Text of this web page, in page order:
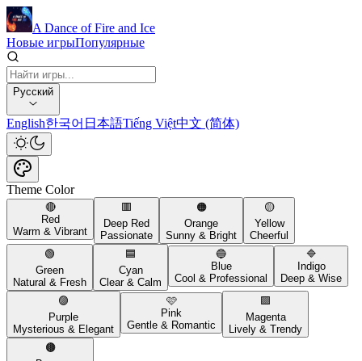
A Dance of Fire and Ice
Новые игрыПопулярные
Русский
English한국어 日本語Tiếng Việt中文 (简体)
Theme Color
🔴
Red
Warm & Vibrant
🟥
Deep Red
Passionate
🟠
Orange
Sunny & Bright
🟡
Yellow
Cheerful
🟢
Green
Natural & Fresh
🟦
Cyan
Clear & Calm
🔵
Blue
Cool & Professional
🔷
Indigo
Deep & Wise
🟣
Purple
Mysterious & Elegant
🩷
Pink
Gentle & Romantic
🟪
Magenta
Lively & Trendy
🟤